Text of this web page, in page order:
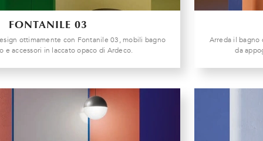
FONTANILE 03
ottimamente con Fontanile 03, mobili bagno
e accessori in laccato opaco di Ardeco.
Arreda il bagno
da